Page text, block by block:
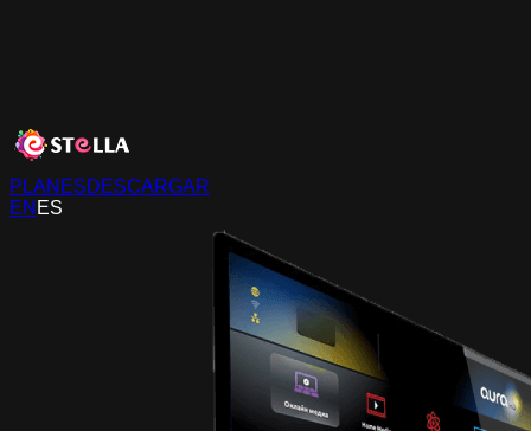
PLANESDESCARGAR
EN ES